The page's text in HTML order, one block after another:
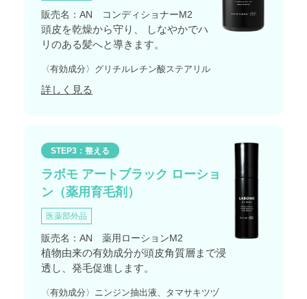
販売名：AN コンディショナーM2
頭皮を乾燥から守り、 しなやかでハ
リのある髪へと導きます。
〈有効成分〉グリチルレチン酸ステアリル
詳しく見る
STEP3：整える
ラボモ アートブラック ローショ
ン（薬用育毛剤）
医薬部外品
販売名：AN 薬用ローションM2
植物由来の有効成分が頭皮角質層まで浸
透し、発毛促進します。
〈有効成分〉ニンジン抽出液、タマサキツヅ